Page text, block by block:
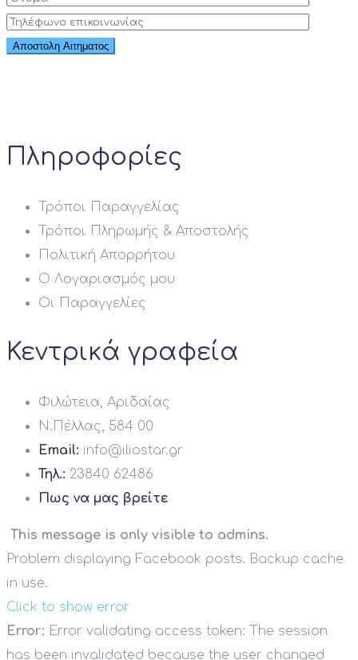
Πληροφορίες
Τρόποι Παραγγελίας
Τρόποι Πληρωμής & Αποστολής
Πολιτική Απορρήτου
Ο Λογαριασμός μου
Οι Παραγγελίες
Κεντρικά γραφεία
Φιλώτεια, Αριδαίας
Ν.Πέλλας, 584 00
Email: info@iliostar.gr
Τηλ.: 23840 62486
Πως να μας βρείτε
This message is only visible to admins.
Problem displaying Facebook posts. Backup cache
in use.
Click to show error
Error: Error validating access token: The session
has been invalidated because the user changed